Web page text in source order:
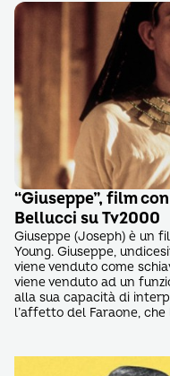
“Giuseppe”, film
Bellucci su Tv2000
Giuseppe (Joseph) è un
Young. Giuseppe,
viene venduto come
viene venduto ad un
alla sua capacità di
l’affetto del Faraone,